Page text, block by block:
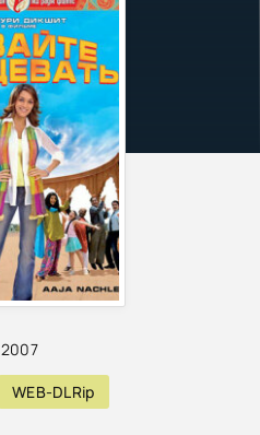
2007
WEB-DLRip